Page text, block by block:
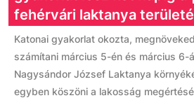
fehérvári laktanya
Katonai gyakorlat okozta,
számítani március 5-én és március 6-
Nagysándor József Laktanya
egyben köszöni a lakosság